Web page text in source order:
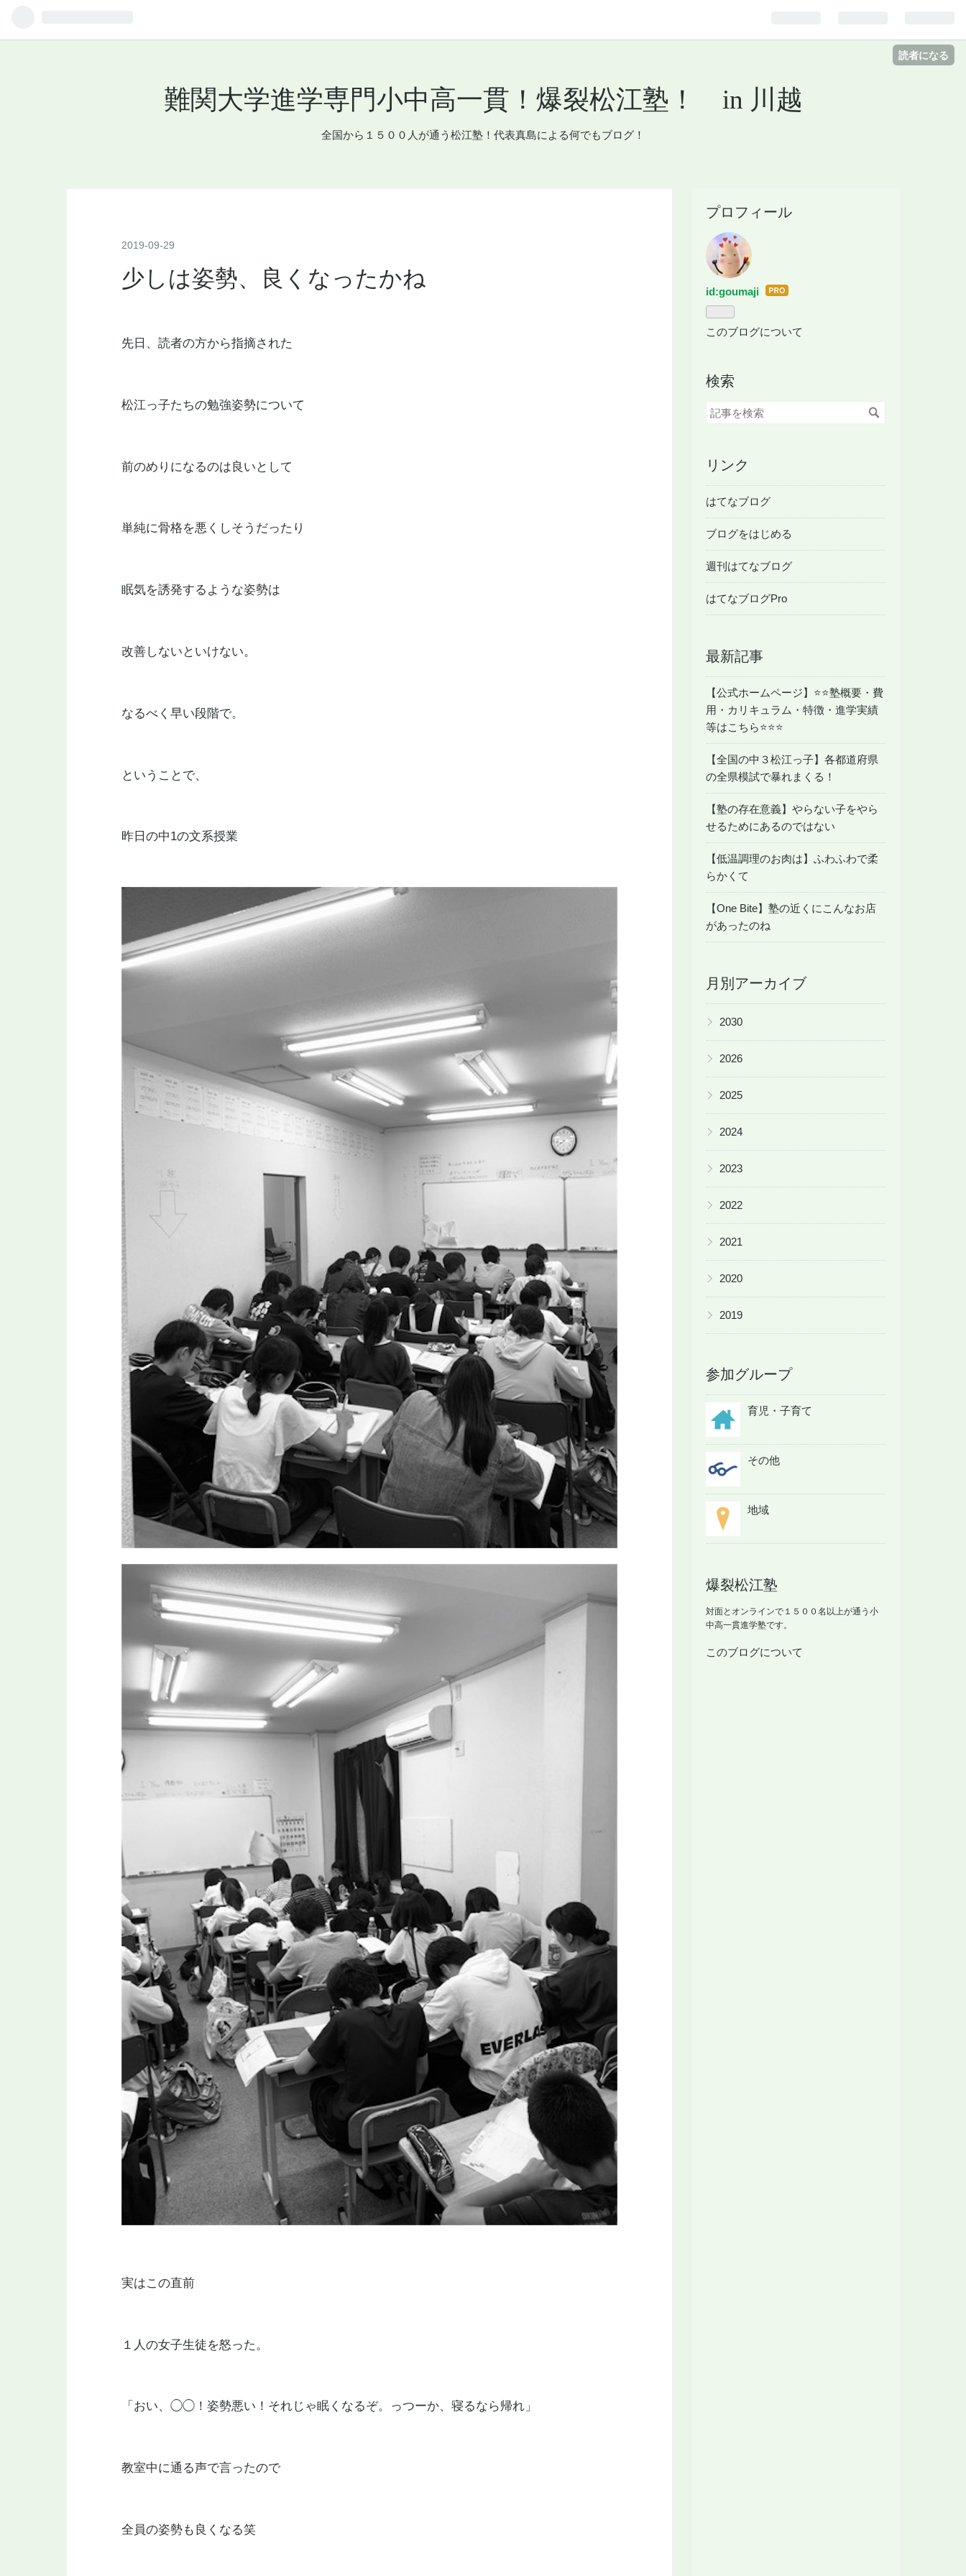
読者になる
難関大学進学専門小中高一貫！爆裂松江塾！ in 川越
全国から１５００人が通う松江塾！代表真島による何でもブログ！
2019-09-29
少しは姿勢、良くなったかね
先日、読者の方から指摘された
松江っ子たちの勉強姿勢について
前のめりになるのは良いとして
単純に骨格を悪くしそうだったり
眠気を誘発するような姿勢は
改善しないといけない。
なるべく早い段階で。
ということで、
昨日の中1の文系授業
実はこの直前
１人の女子生徒を怒った。
「おい、◯◯！姿勢悪い！それじゃ眠くなるぞ。っつーか、寝るなら帰れ」
教室中に通る声で言ったので
全員の姿勢も良くなる笑
プロフィール
id:goumaji はて
ログ
このブログについて
検索
リンク
はてなブログ
ブログをはじめる
週刊はてなブログ
はてなブログPro
最新記事
【公式ホームページ】⭐️⭐️塾概要・費
用・カリキュラム・特徴・進学実績
等はこちら⭐️⭐️⭐️
【全国の中３松江っ子】各都道府県
の全県模試で暴れまくる！
【塾の存在意義】やらない子をやら
せるためにあるのではない
【低温調理のお肉は】ふわふわで柔
らかくて
【One Bite】塾の近くにこんなお店
があったのね
月別アーカイブ
▶ 2030
▶ 2026
▶ 2025
▶ 2024
▶ 2023
▶ 2022
▶ 2021
▶ 2020
▶ 2019
参加グループ
育児・子育て
その他
地域
爆裂松江塾
対面とオンラインで１５００名以上が通う小
中高一貫進学塾です。
このブログについて